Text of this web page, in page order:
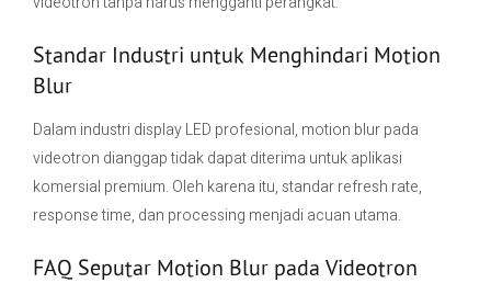
Standar Industri untuk Menghindari Motion
Blur
Dalam industri display LED profesional, motion blur pada
videotron dianggap tidak dapat diterima untuk aplikasi
komersial premium. Oleh karena itu, standar refresh rate,
response time, dan processing menjadi acuan utama.
FAQ Seputar Motion Blur pada Videotron